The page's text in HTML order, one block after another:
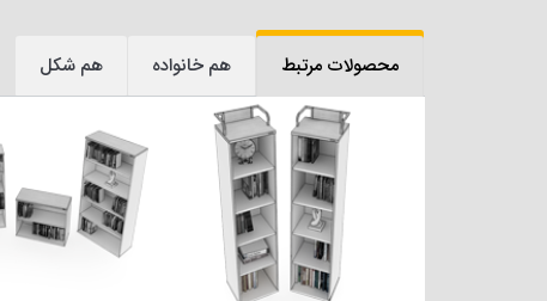
محصولات مرتبط هم خانواده هم شکل